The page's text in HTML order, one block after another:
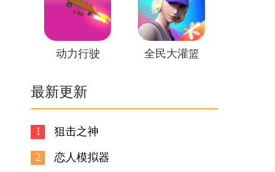
动力行驶 全民大灌篮
最新更新
1 狙击之神
2 恋人模拟器